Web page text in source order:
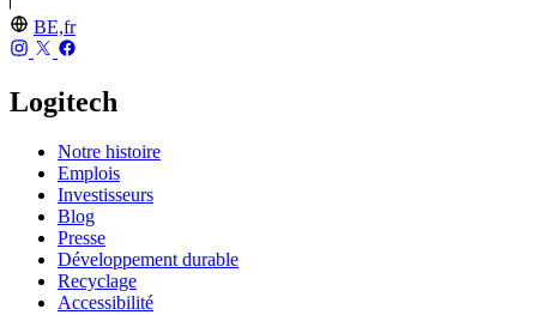
BE,fr
Logitech
Notre histoire
Emplois
Investisseurs
Blog
Presse
Développement durable
Recyclage
Accessibilité